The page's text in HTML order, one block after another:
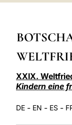
XXIX.
Kindern eine
DE - EN - ES -